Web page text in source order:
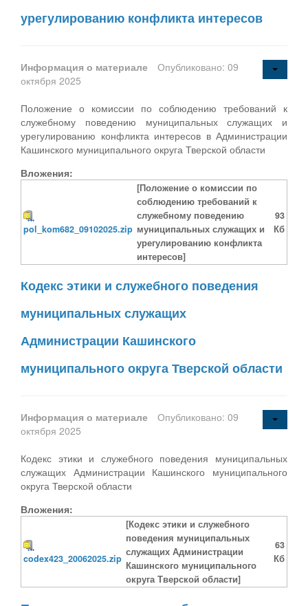
урегулированию конфликта интересов
Информация о материале
Опубликовано: 09
октября 2025
Положение о комиссии по соблюдению требований к
служебному поведению муниципальных служащих и
урегулированию конфликта интересов в Администрации
Кашинского муниципального округа Тверской области
Вложения:
pol_kom682_09102025.zip
[Положение о комиссии по
соблюдению требований к
служебному поведению
муниципальных служащих и
урегулированию конфликта
интересов]
93
Кб
Кодекс этики и служебного поведения
муниципальных служащих
Администрации Кашинского
муниципального округа Тверской области
Информация о материале
Опубликовано: 09
октября 2025
Кодекс этики и служебного поведения муниципальных
служащих Администрации Кашинского муниципального
округа Тверской области
Вложения:
codex423_20062025.zip
[Кодекс этики и служебного
поведения муниципальных
служащих Администрации
Кашинского муниципального
округа Тверской области]
63
Кб